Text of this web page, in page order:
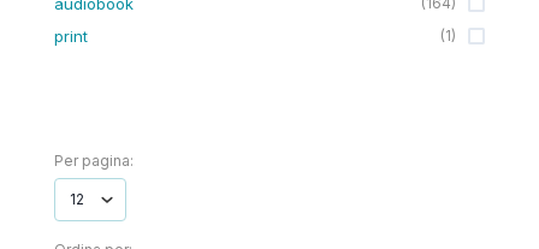
print (1)
Per pagina: